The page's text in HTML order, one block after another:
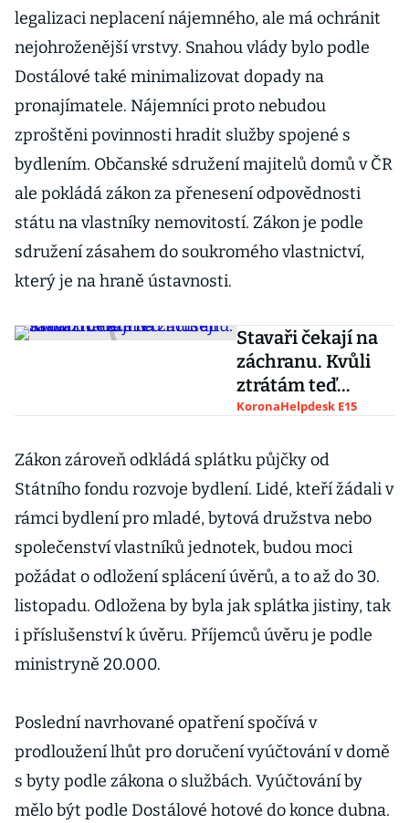
legalizaci neplacení nájemného, ale má ochránit
nejohroženější vrstvy. Snahou vlády bylo podle
Dostálové také minimalizovat dopady na
pronajímatele. Nájemníci proto nebudou
zproštěni povinnosti hradit služby spojené s
bydlením. Občanské sdružení majitelů domů v ČR
ale pokládá zákon za přenesení odpovědnosti
státu na vlastníky nemovitostí. Zákon je podle
sdružení zásahem do soukromého vlastnictví,
který je na hraně ústavnosti.
Stavaři čekají na
záchranu. Kvůli
ztrátám teď
musejí sahat do
KoronaHelpdesk E15
Zákon zároveň odkládá splátku půjčky od
Státního fondu rozvoje bydlení. Lidé, kteří žádali v
rámci bydlení pro mladé, bytová družstva nebo
společenství vlastníků jednotek, budou moci
požádat o odložení splácení úvěrů, a to až do 30.
listopadu. Odložena by byla jak splátka jistiny, tak
i příslušenství k úvěru. Příjemců úvěru je podle
ministryně 20.000.
Poslední navrhované opatření spočívá v
prodloužení lhůt pro doručení vyúčtování v domě
s byty podle zákona o službách. Vyúčtování by
mělo být podle Dostálové hotové do konce dubna.